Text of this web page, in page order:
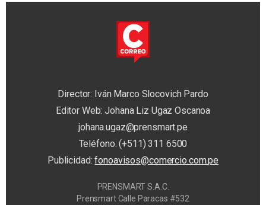
Director: Iván Marco Slocovich Pardo
Editor Web: Johana Liz Ugaz Oscanoa
johana.ugaz@prensmart.pe
Teléfono: (+511) 311 6500
Publicidad:fonoavisos@comercio.com.pe
PRENSMART S.A.C.
Prensmart Calle Paracas #532